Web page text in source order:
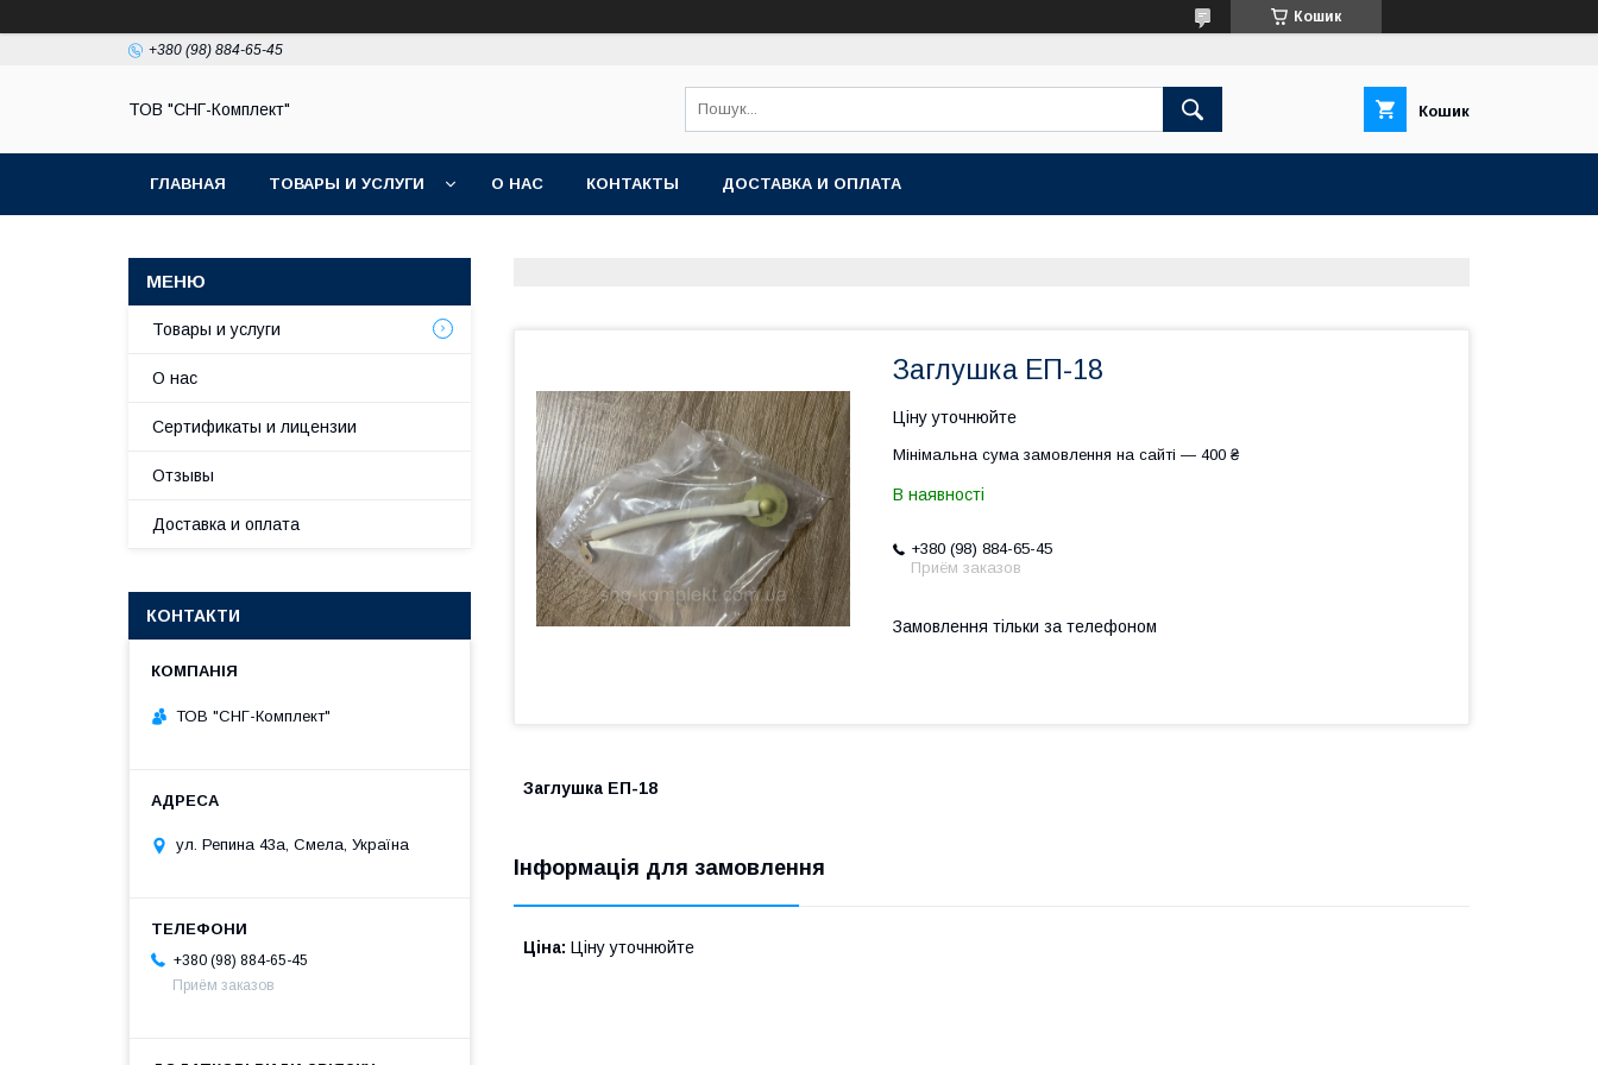
Кошик
+380 (98) 884-65-45
ТОВ "СНГ-Комплект" Кошик
ГЛАВНАЯ ТОВАРЫ И УСЛУГИ О НАС КОНТАКТЫ ДОСТАВКА И ОПЛАТА
Заглушка ЕП-18
Ціну уточнюйте
Мінімальна сума замовлення на сайті — 400 ₴
В наявності
+380 (98) 884-65-45
Приём заказов
Замовлення тільки за телефоном
Заглушка ЕП-18
Інформація для замовлення
Ціна: Ціну уточнюйте
Товары и услуги
О нас
Сертификаты и лицензии
Отзывы
Доставка и оплата
КОНТАКТИ
ТОВ "СНГ-Комплект"
ул. Репина 43а, Смела, Україна
+380 (98) 884-65-45
Приём заказов